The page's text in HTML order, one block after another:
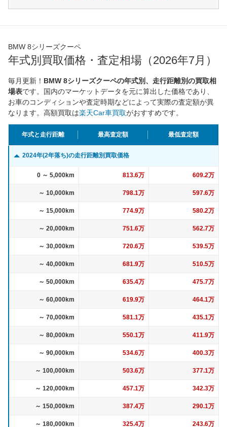
BMW 8シリーズクーペ
年式別買取価格・査定相場（2026年7月）
毎月更新！ BMW 8シリーズクーペの年式別、走行距離別の買取相
場表です。国内のマーケットデータを元に算出した価格であり、
お車のコンディションや査定時期などによって実際の査定額が異
なります。高額買取は楽天Car車買取がおすすめです。
年式と走行距離 最高査定額 最低査定額
2024年(2年落ち)の走行距離別買取価格
0 ～ 5,000km 813.6万 609.2万
～ 10,000km 798.1万 597.6万
～ 15,000km 774.9万 580.2万
～ 20,000km 751.6万 562.7万
～ 30,000km 720.6万 539.5万
～ 40,000km 681.9万 510.5万
～ 50,000km 635.4万 475.7万
～ 60,000km 619.9万 464.1万
～ 70,000km 581.1万 435.1万
～ 80,000km 550.1万 411.9万
～ 90,000km 534.6万 400.3万
～ 100,000km 503.6万 377.1万
～ 120,000km 457.1万 342.3万
～ 150,000km 387.4万 290.1万
～ 180,000km 325.4万 243.6万